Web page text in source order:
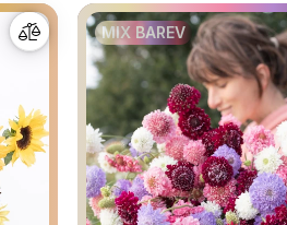
MIX BAREV